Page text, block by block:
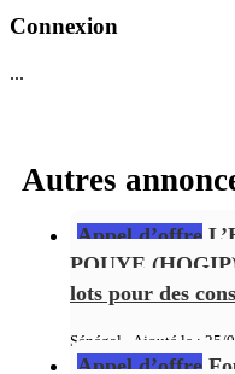
Connexion
...
Autres
Appel d’offre
POUYE
lots pour des
Sénégal - Ajouté le : 25/
Appel d’offre